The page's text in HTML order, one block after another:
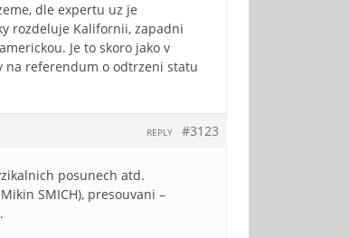
dle expertu uz je
rozdeluje Kalifornii, zapadni
Je to skoro jako v
na referendum o odtrzeni statu
#3123
REPLY
posunech atd.
SMICH), presouvani –